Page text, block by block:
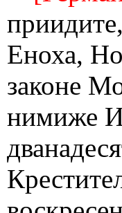
Еноха,
законе
нимиже